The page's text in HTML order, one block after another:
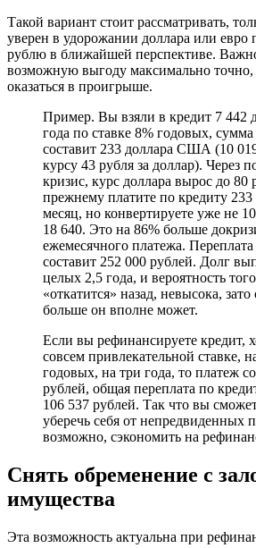
Такой вариант стоит рассматривать,
уверен в удорожании доллара или
рублю в ближайшей перспективе.
возможную выгоду максимально точно,
оказаться в проигрыше.
Пример. Вы взяли в кредит 7 442
года по ставке 8% годовых,
составит 233 доллара США (10
курсу 43 рубля за доллар). Через
кризис, курс доллара вырос до
прежнему платите по кредиту 233
месяц, но конвертируете уже не
18 640. Это на 86% больше
ежемесячного платежа.
составит 252 000 рублей. Долг
целых 2,5 года, и вероятность
«откатится» назад, невысока,
больше он вполне может.
Если вы рефинансируете кредит,
совсем привлекательной ставке,
годовых, на три года, то платеж
рублей, общая переплата по
106 537 рублей. Так что вы
уберечь себя от непредвиденных
возможно, сэкономить на
Снять обременение с
имущества
Эта возможность актуальна при